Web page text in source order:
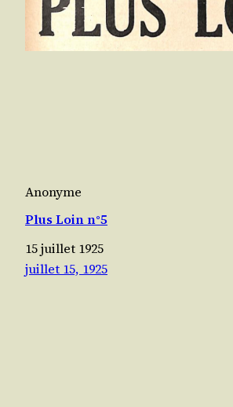
Anonyme
Plus Loin n°5
15 juillet 1925
juillet 15, 1925